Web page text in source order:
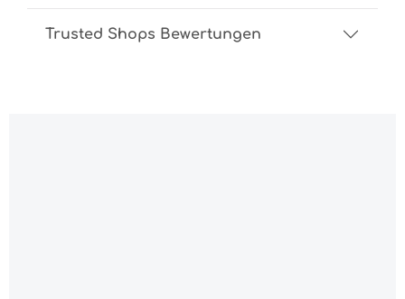
Trusted Shops Bewertungen